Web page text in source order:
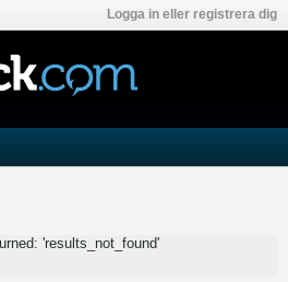
Logga in eller registrera dig
'results_not_found'